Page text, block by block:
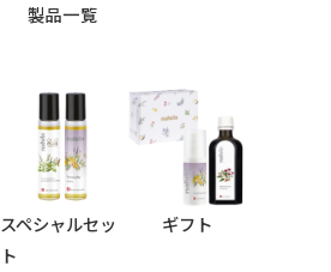
製品一覧
スペシャルセッ
ト
ギフト